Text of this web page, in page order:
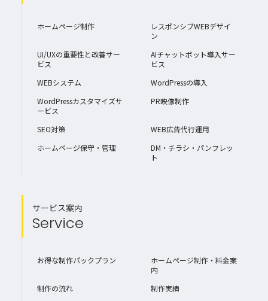
ホームページ制作
レスポンシブWEBデザイ
ン
UI/UXの重要性と改善サー
ビス
AIチャットボット導入サー
ビス
WEBシステム
WordPressの導入
WordPressカスタマイズサ
ービス
PR映像制作
SEO対策
WEB広告代行運用
ホームページ保守・管理
DM・チラシ・パンフレッ
ト
サービス案内
Service
お得な制作パックプラン
ホームページ制作・料金案
内
制作の流れ
制作実績